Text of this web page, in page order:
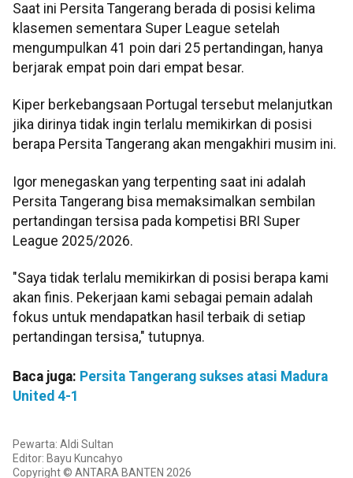
Saat ini Persita Tangerang berada di posisi kelima
klasemen sementara Super League setelah
mengumpulkan 41 poin dari 25 pertandingan, hanya
berjarak empat poin dari empat besar.
Kiper berkebangsaan Portugal tersebut melanjutkan
jika dirinya tidak ingin terlalu memikirkan di posisi
berapa Persita Tangerang akan mengakhiri musim ini.
Igor menegaskan yang terpenting saat ini adalah
Persita Tangerang bisa memaksimalkan sembilan
pertandingan tersisa pada kompetisi BRI Super
League 2025/2026.
"Saya tidak terlalu memikirkan di posisi berapa kami
akan finis. Pekerjaan kami sebagai pemain adalah
fokus untuk mendapatkan hasil terbaik di setiap
pertandingan tersisa," tutupnya.
Baca juga: Persita Tangerang sukses atasi Madura
United 4-1
Pewarta: Aldi Sultan
Editor: Bayu Kuncahyo
Copyright © ANTARA BANTEN 2026